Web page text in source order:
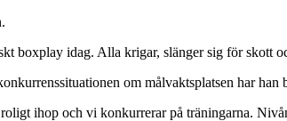
boxplay idag. Alla krigar, slänger sig för skott
om målvaktsplatsen har han
ihop och vi konkurrerar på träningarna.